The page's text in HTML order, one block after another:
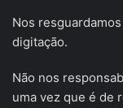
Nos
digitação.
Não nos
uma vez que é de